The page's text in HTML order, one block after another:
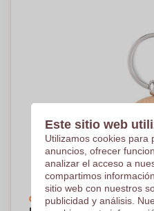
Crea tu diseño
Este sitio web
Utilizamos cookies para
anuncios, ofrecer
analizar el acceso a
compartimos
sitio web con nuestros
publicidad y análisis.